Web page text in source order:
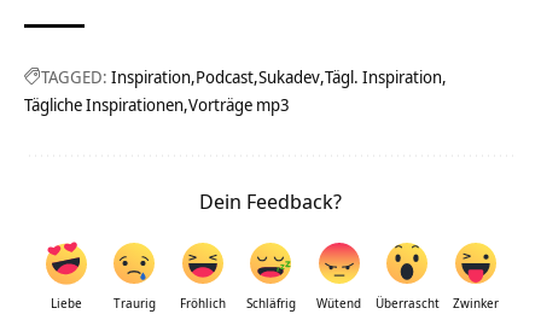
TAGGED: Inspiration Podcast Sukadev Tägl. Inspiration
Tägliche Inspirationen Vorträge mp3
Dein Feedback?
Liebe Traurig Fröhlich Schläfrig Wütend Überrascht Zwinker